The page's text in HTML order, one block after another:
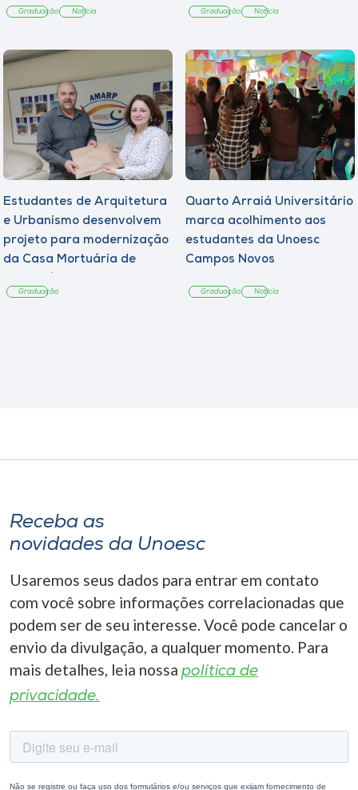
Graduação Notícia Graduação Notícia
Estudantes de Arquitetura
e Urbanismo desenvolvem
projeto para modernização
da Casa Mortuária de
Graduação
Quarto Arraiá Universitário
marca acolhimento aos
estudantes da Unoesc
Campos Novos
Graduação Notícia
Receba as
novidades da Unoesc
Usaremos seus dados para entrar em contato
com você sobre informações correlacionadas que
podem ser de seu interesse. Você pode cancelar o
envio da divulgação, a qualquer momento. Para
mais detalhes, leia nossa política de
privacidade.